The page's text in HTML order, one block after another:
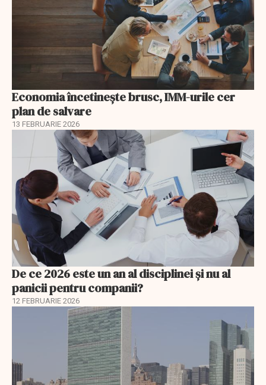
Economia încetinește brusc, IMM-urile cer
plan de salvare
13 FEBRUARIE 2026
De ce 2026 este un an al disciplinei și nu al
panicii pentru companii?
12 FEBRUARIE 2026